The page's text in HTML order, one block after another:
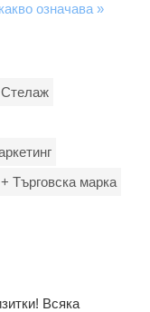
какво означава »
+ Търговска марка
Всяка